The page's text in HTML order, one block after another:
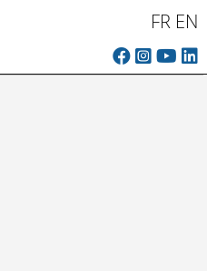
FR EN